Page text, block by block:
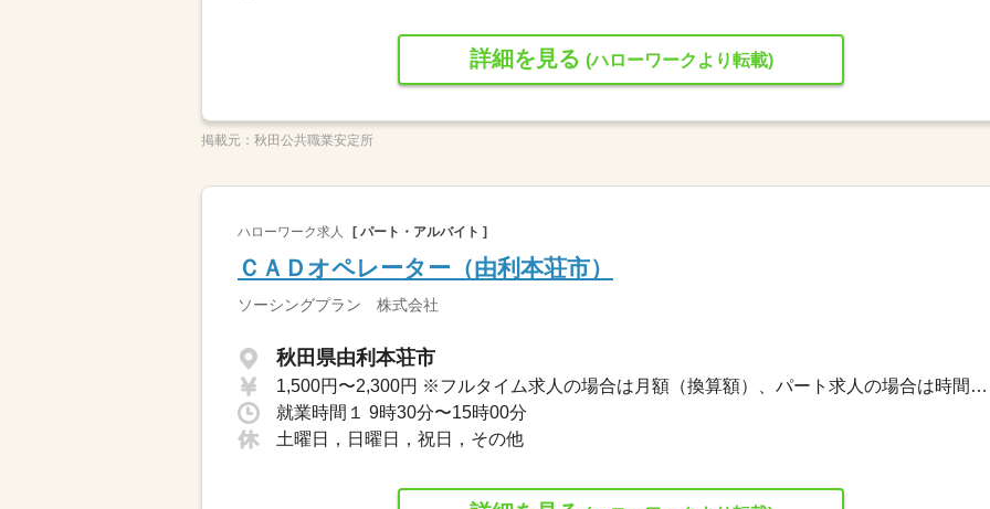
詳細を見る (ハローワークより転載)
掲載元： 秋田公共職業安定所
ハローワーク求人 [ パート・アルバイト ]
ＣＡＤオペレーター（由利本荘市）
ソーシングプラン 株式会社
秋田県由利本荘市
1,500円〜2,300円 ※フルタイム求人の場合は月額（換算額）、パート求人の場合は時間額を表示しています。
就業時間１ 9時30分〜15時00分
土曜日，日曜日，祝日，その他